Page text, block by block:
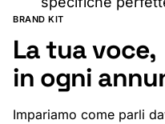
BRAND KIT
La tua voce,
in ogni
Impariamo come parli